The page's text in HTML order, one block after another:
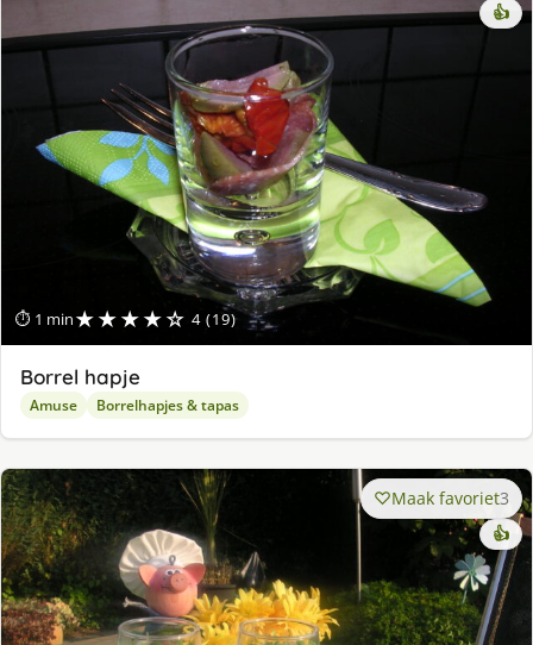
⏱ 1 min★★★★☆ 4 (19)
👍
Borrel hapje
Amuse Borrelhapjes & tapas
Maak favoriet3
👍